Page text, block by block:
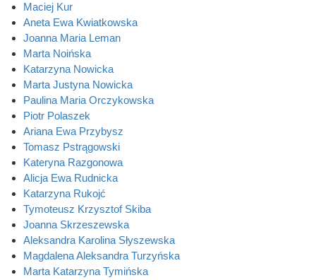
Maciej Kur
Aneta Ewa Kwiatkowska
Joanna Maria Leman
Marta Noińska
Katarzyna Nowicka
Marta Justyna Nowicka
Paulina Maria Orczykowska
Piotr Polaszek
Ariana Ewa Przybysz
Tomasz Pstrągowski
Kateryna Razgonowa
Alicja Ewa Rudnicka
Katarzyna Rukojć
Tymoteusz Krzysztof Skiba
Joanna Skrzeszewska
Aleksandra Karolina Słyszewska
Magdalena Aleksandra Turzyńska
Marta Katarzyna Tymińska